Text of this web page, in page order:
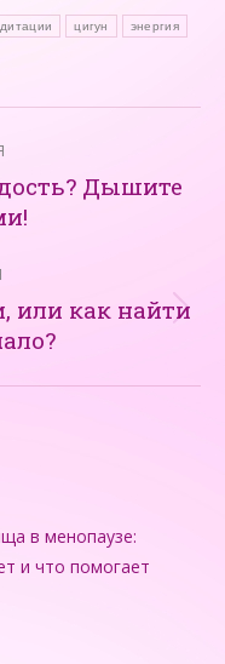
цигун энергия
Дышите
или как найти
в менопаузе:
и что помогает